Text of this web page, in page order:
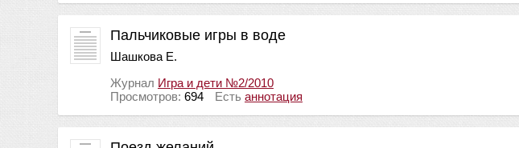
Пальчиковые игры в воде
Шашкова Е.
Журнал Игра и дети №2/2010
Просмотров: 694 Есть аннотация